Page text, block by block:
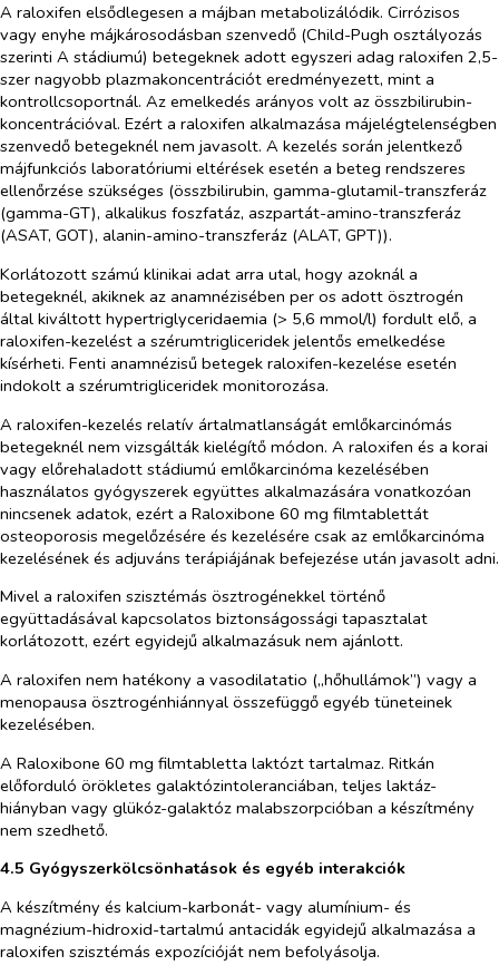
A raloxifen elsődlegesen a májban metabolizálódik. Cirrózisos
vagy enyhe májkárosodásban szenvedő (Child-Pugh osztályozás
szerinti A stádiumú) betegeknek adott egyszeri adag raloxifen 2,5-
szer nagyobb plazmakoncentrációt eredményezett, mint a
kontrollcsoportnál. Az emelkedés arányos volt az összbilirubin-
koncentrációval. Ezért a raloxifen alkalmazása májelégtelenségben
szenvedő betegeknél nem javasolt. A kezelés során jelentkező
májfunkciós laboratóriumi eltérések esetén a beteg rendszeres
ellenőrzése szükséges (összbilirubin, gamma-glutamil-transzferáz
(gamma-GT), alkalikus foszfatáz, aszpartát-amino-transzferáz
(ASAT, GOT), alanin-amino-transzferáz (ALAT, GPT)).
Korlátozott számú klinikai adat arra utal, hogy azoknál a
betegeknél, akiknek az anamnézisében per os adott ösztrogén
által kiváltott hypertriglyceridaemia (> 5,6 mmol/l) fordult elő, a
raloxifen-kezelést a szérumtrigliceridek jelentős emelkedése
kísérheti. Fenti anamnézisű betegek raloxifen-kezelése esetén
indokolt a szérumtrigliceridek monitorozása.
A raloxifen-kezelés relatív ártalmatlanságát emlőkarcinómás
betegeknél nem vizsgálták kielégítő módon. A raloxifen és a korai
vagy előrehaladott stádiumú emlőkarcinóma kezelésében
használatos gyógyszerek együttes alkalmazására vonatkozóan
nincsenek adatok, ezért a Raloxibone 60 mg filmtablettát
osteoporosis megelőzésére és kezelésére csak az emlőkarcinóma
kezelésének és adjuváns terápiájának befejezése után javasolt adni.
Mivel a raloxifen szisztémás ösztrogénekkel történő
együttadásával kapcsolatos biztonságossági tapasztalat
korlátozott, ezért egyidejű alkalmazásuk nem ajánlott.
A raloxifen nem hatékony a vasodilatatio („hőhullámok”) vagy a
menopausa ösztrogénhiánnyal összefüggő egyéb tüneteinek
kezelésében.
A Raloxibone 60 mg filmtabletta laktózt tartalmaz. Ritkán
előforduló örökletes galaktózintoleranciában, teljes laktáz-
hiányban vagy glükóz-galaktóz malabszorpcióban a készítmény
nem szedhető.
4.5 Gyógyszerkölcsönhatások és egyéb interakciók
A készítmény és kalcium-karbonát- vagy alumínium- és
magnézium-hidroxid-tartalmú antacidák egyidejű alkalmazása a
raloxifen szisztémás expozícióját nem befolyásolja.